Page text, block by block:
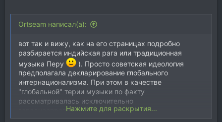
Ortseam написал(а):
вот так и вижу, как на его страницах подробно
разбирается индийская рага или традиционная
музыка Перу
). Просто советская идеология
предполагала декларирование глобального
интернационализма. При этом в качестве
"глобальной" терии музыки по факту
рассматривалась исключительно
западноевропейская теория.
Нажмите для раскрытия...